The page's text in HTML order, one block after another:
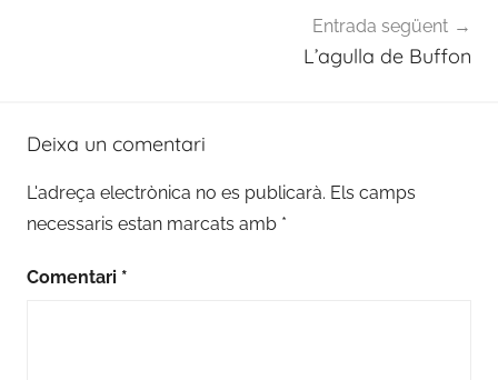
Entrada següent
L’agulla de Buffon
Deixa un comentari
L'adreça electrònica no es publicarà. Els camps
necessaris estan marcats amb *
Comentari *